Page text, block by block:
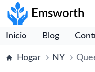
Emsworth
Inicio Blog
Hogar NY